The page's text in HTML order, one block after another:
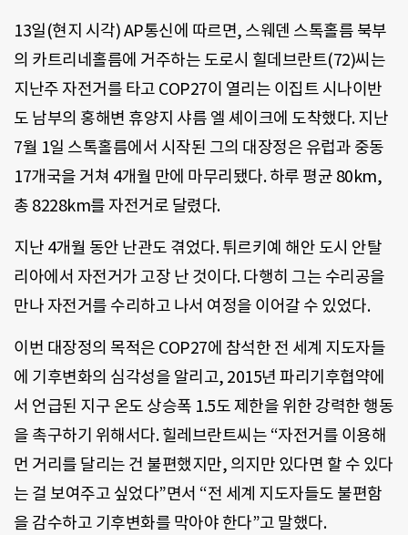
13일(현지 시각) AP통신에 따르면, 스웨덴 스톡홀름 북부
의 카트리네홀름에 거주하는 도로시 힐데브란트(72)씨는
지난주 자전거를 타고 COP27이 열리는 이집트 시나이반
도 남부의 홍해변 휴양지 샤름 엘 셰이크에 도착했다. 지난
7월 1일 스톡홀름에서 시작된 그의 대장정은 유럽과 중동
17개국을 거쳐 4개월 만에 마무리됐다. 하루 평균 80km,
총 8228km를 자전거로 달렸다.
지난 4개월 동안 난관도 겪었다. 튀르키예 해안 도시 안탈
리아에서 자전거가 고장 난 것이다. 다행히 그는 수리공을
만나 자전거를 수리하고 나서 여정을 이어갈 수 있었다.
이번 대장정의 목적은 COP27에 참석한 전 세계 지도자들
에 기후변화의 심각성을 알리고, 2015년 파리기후협약에
서 언급된 지구 온도 상승폭 1.5도 제한을 위한 강력한 행동
을 촉구하기 위해서다. 힐레브란트씨는 “자전거를 이용해
먼 거리를 달리는 건 불편했지만, 의지만 있다면 할 수 있다
는 걸 보여주고 싶었다”면서 “전 세계 지도자들도 불편함
을 감수하고 기후변화를 막아야 한다”고 말했다.